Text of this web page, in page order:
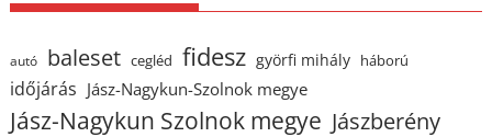
autó baleset cegléd fidesz györfi mihály háború
időjárás Jász-Nagykun-Szolnok megye
Jász-Nagykun Szolnok megye Jászberény